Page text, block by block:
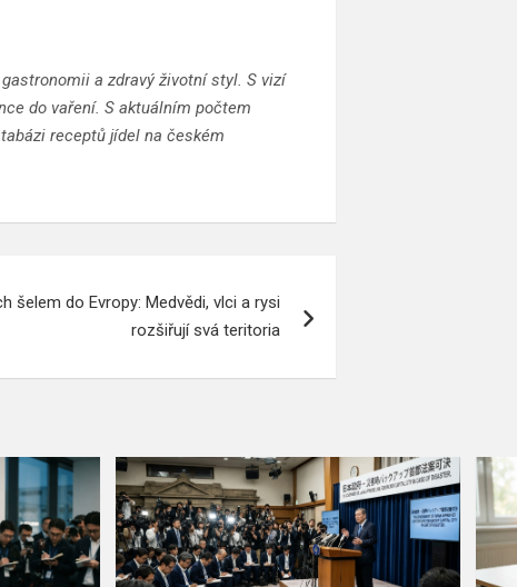
a zdravý životní styl. S vizí
do vaření. S aktuálním počtem
receptů jídel na českém
šelem do Evropy: Medvědi, vlci a rysi
rozšiřují svá teritoria